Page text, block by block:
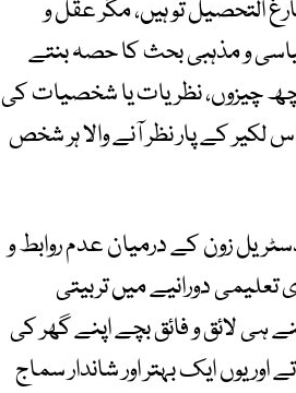
التحصیل تو ہیں، مگر عقل و
و مذہبی بحث کا حصہ بنتے
کچھ چیزوں، نظریات یا شخصیات کی
لکیر کے پار نظر آنے والا ہر شخص
زون کے درمیان عدم روابط و
دورانیے میں تربیتی
ہی لائق و فائق بچے اپنے گھر کی
یوں ایک بہتر اور شاندار سماج